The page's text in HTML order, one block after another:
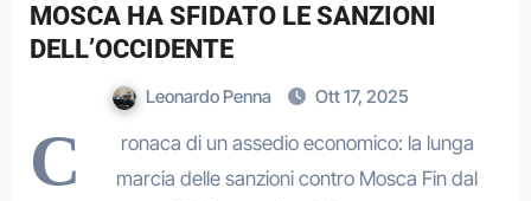
MOSCA HA SFIDATO LE SANZIONI
DELL’OCCIDENTE
Leonardo Penna Ott 17, 2025
C
ronaca di un assedio economico: la lunga
marcia delle sanzioni contro Mosca Fin dal